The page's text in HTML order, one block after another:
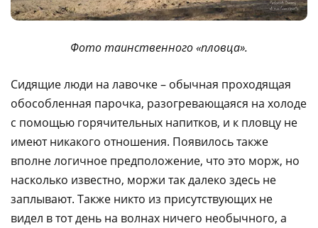
Фото таинственного «пловца».
Сидящие люди на лавочке – обычная проходящая
обособленная парочка, разогревающаяся на холоде
с помощью горячительных напитков, и к пловцу не
имеют никакого отношения. Появилось также
вполне логичное предположение, что это морж, но
насколько известно, моржи так далеко здесь не
заплывают. Также никто из присутствующих не
видел в тот день на волнах ничего необычного, а